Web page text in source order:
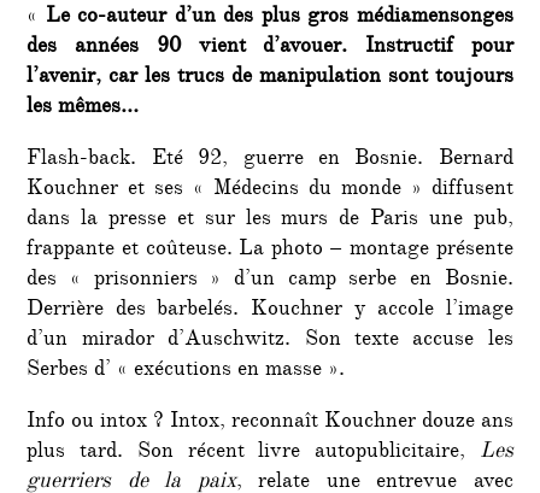
« Le co-auteur d’un des plus gros médiamensonges
des années 90 vient d’avouer. Instructif pour
l’avenir, car les trucs de manipulation sont toujours
les mêmes…
Flash-back. Eté 92, guerre en Bosnie. Bernard
Kouchner et ses « Médecins du monde » diffusent
dans la presse et sur les murs de Paris une pub,
frappante et coûteuse. La photo – montage présente
des « prisonniers » d’un camp serbe en Bosnie.
Derrière des barbelés. Kouchner y accole l’image
d’un mirador d’Auschwitz. Son texte accuse les
Serbes d’ « exécutions en masse ».
Info ou intox ? Intox, reconnaît Kouchner douze ans
plus tard. Son récent livre autopublicitaire, Les
guerriers de la paix, relate une entrevue avec